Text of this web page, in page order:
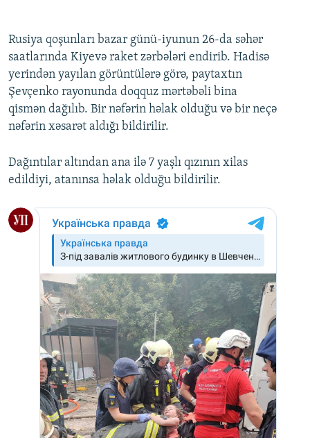
Rusiya qoşunları bazar günü-iyunun 26-da səhər
saatlarında Kiyevə raket zərbələri endirib. Hadisə
yerindən yayılan görüntülərə görə, paytaxtın
Şevçenko rayonunda doqquz mərtəbəli bina
qismən dağılıb. Bir nəfərin həlak olduğu və bir neçə
nəfərin xəsarət aldığı bildirilir.
Dağıntılar altından ana ilə 7 yaşlı qızının xilas
edildiyi, atanınsa həlak olduğu bildirilir.